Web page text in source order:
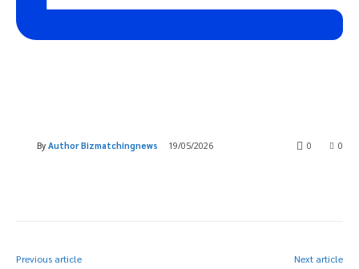
By Author Bizmatchingnews 19/05/2026 0
0
Previous article Next article